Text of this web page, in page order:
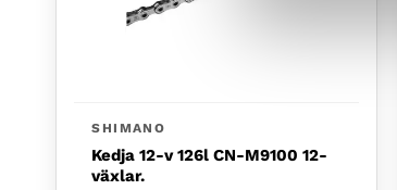
SHIMANO
Kedja 12-v 126l CN-M9100 12-
växlar.